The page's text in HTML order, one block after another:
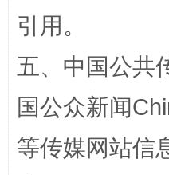
引用。
五、中国公共
国公众新闻
等传媒网站信